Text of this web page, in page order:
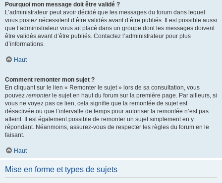
Pourquoi mon message doit être validé ?
L’administrateur peut avoir décidé que les messages du forum dans lequel
vous postez nécessitent d’être validés avant d’être publiés. Il est possible aussi
que l’administrateur vous ait placé dans un groupe dont les messages doivent
être validés avant d’être publiés. Contactez l’administrateur pour plus
d’informations.
Haut
Comment remonter mon sujet ?
En cliquant sur le lien « Remonter le sujet » lors de sa consultation, vous
pouvez remonterle sujet en haut du forum sur la première page. Par ailleurs, si
vous ne voyez pas ce lien, cela signifie que la remontée de sujet est
désactivée ou que l’intervalle de temps pour autoriser la remontée n’est pas
atteint. Il est également possible de remonter un sujet simplement en y
répondant. Néanmoins, assurez-vous de respecter les règles du forum en le
faisant.
Haut
Mise en forme et types de sujets